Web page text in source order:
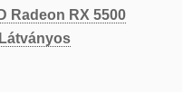
Radeon RX 5500